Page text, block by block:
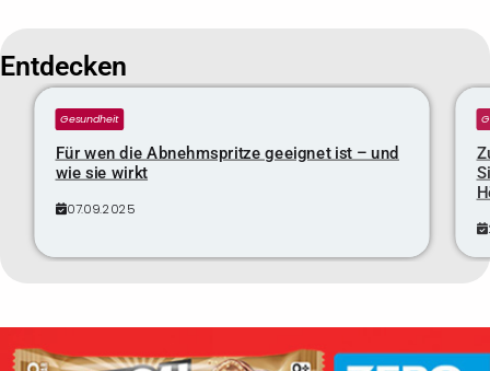
Entdecken
Gesundheit
Für wen die Abnehmspritze geeignet ist – und
wie sie wirkt
07.09.2025